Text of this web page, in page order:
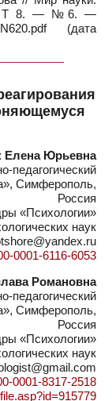
— Т 8. — №6. —
(дата
Елена Юрьевна
Симферополь,
Россия
«Психологии»
наук
0001-6116-6053
Романовна
Симферополь,
Россия
«Психологии»
наук
0001-8317-2518